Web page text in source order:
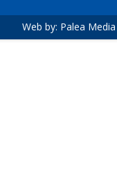
Web by: Palea Media